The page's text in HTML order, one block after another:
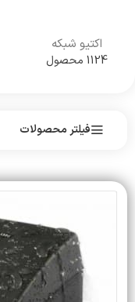
اکتیو شبکه
1124 محصول
فیلتر محصولات